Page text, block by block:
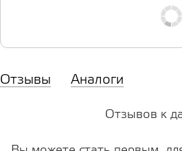
Отзывы Аналоги
Отзывов к